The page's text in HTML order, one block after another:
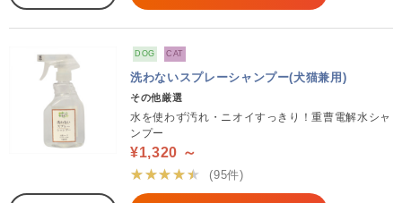
DOG CAT
洗わないスプレーシャンプー(犬猫兼用)
その他厳選
水を使わず汚れ・ニオイすっきり！重曹電解水シャ
ンプー
¥1,320 ～
★★★★★
(95件)